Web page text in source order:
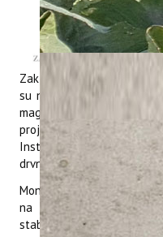
Čast
od 50
naš za
Zaklade Adris u Zagrebu.
su naše blago: čuvajmo
mag. oecol. s Instituta za
projektu su dr.sc. Barbara
Instituta, kolege iz tvrtke
drvne tehnologije u
Monumentalna stabla su
na svijetu, izvor hrane
stabilizatori klime. Dio